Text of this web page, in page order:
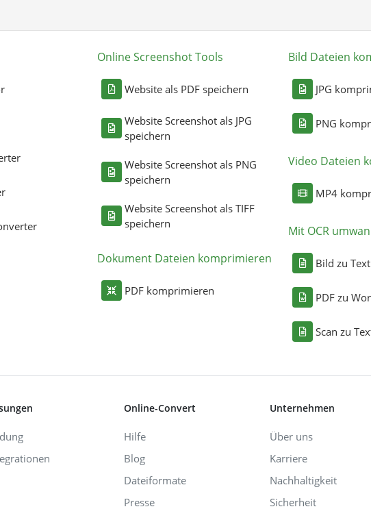
Online Screenshot Tools
Website als PDF speichern
Website Screenshot als JPG
speichern
Website Screenshot als PNG
speichern
Website Screenshot als TIFF
speichern
Dokument Dateien komprimieren
PDF komprimieren
Bild Dateien
JPG
PNG
Video Dateien
MP4
Mit OCR
Bild zu Text
PDF zu
Scan zu
Online-Convert
Hilfe
Blog
Dateiformate
Presse
Unternehmen
Über uns
Karriere
Nachhaltigkeit
Sicherheit